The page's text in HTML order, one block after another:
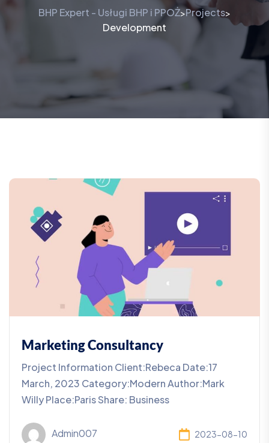
BHP Expert - Usługi BHP i PPOŻ>Projects>
Development
Marketing Consultancy
Project Information Client:Rebeca Date:17
March, 2023 Category:Modern Author:Mark
Willy Place:Paris Share: Business
Admin007 2023-08-10